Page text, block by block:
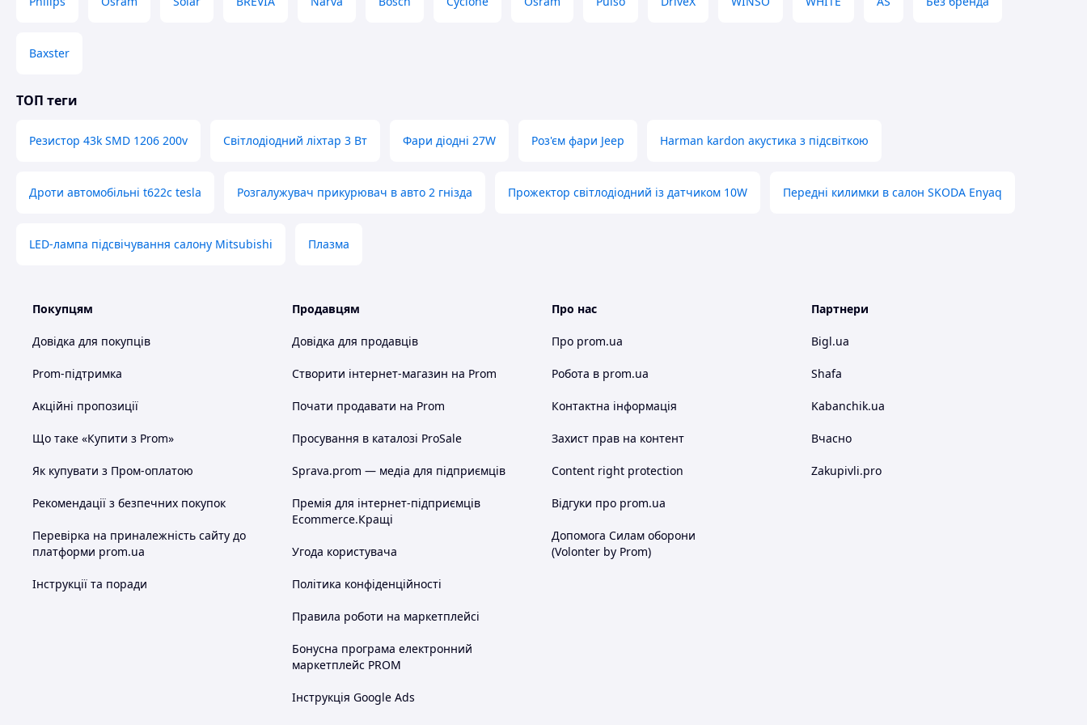
Baxster
ТОП теги
Резистор 43k SMD 1206 200v Світлодіодний ліхтар 3 Вт Фари діодні 27W Роз'єм фари Jeep Harman kardon акустика з підсвіткою
Дроти автомобільні t622c tesla Розгалужувач прикурювач в авто 2 гнізда Прожектор світлодіодний із датчиком 10W Передні килимки в салон SKODA Enyaq
LED-лампа підсвічування салону Mitsubishi Плазма
Покупцям
Довідка для покупців
Prom-підтримка
Акційні пропозиції
Що таке «Купити з Prom»
Як купувати з Пром-оплатою
Рекомендації з безпечних покупок
Перевірка на приналежність сайту до
платформи prom.ua
Інструкції та поради
Продавцям
Довідка для продавців
Створити інтернет-магазин на Prom
Почати продавати на Prom
Просування в каталозі ProSale
Sprava.prom — медіа для підприємців
Премія для інтернет-підприємців
Ecommerce.Кращі
Угода користувача
Політика конфіденційності
Правила роботи на маркетплейсі
Бонусна програма електронний
маркетплейс PROM
Інструкція Google Ads
Про нас
Про prom.ua
Робота в prom.ua
Контактна інформація
Захист прав на контент
Content right protection
Відгуки про prom.ua
Допомога Силам оборони
(Volonter by Prom)
Партнери
Bigl.ua
Shafa
Kabanchik.ua
Вчасно
Zakupivli.pro